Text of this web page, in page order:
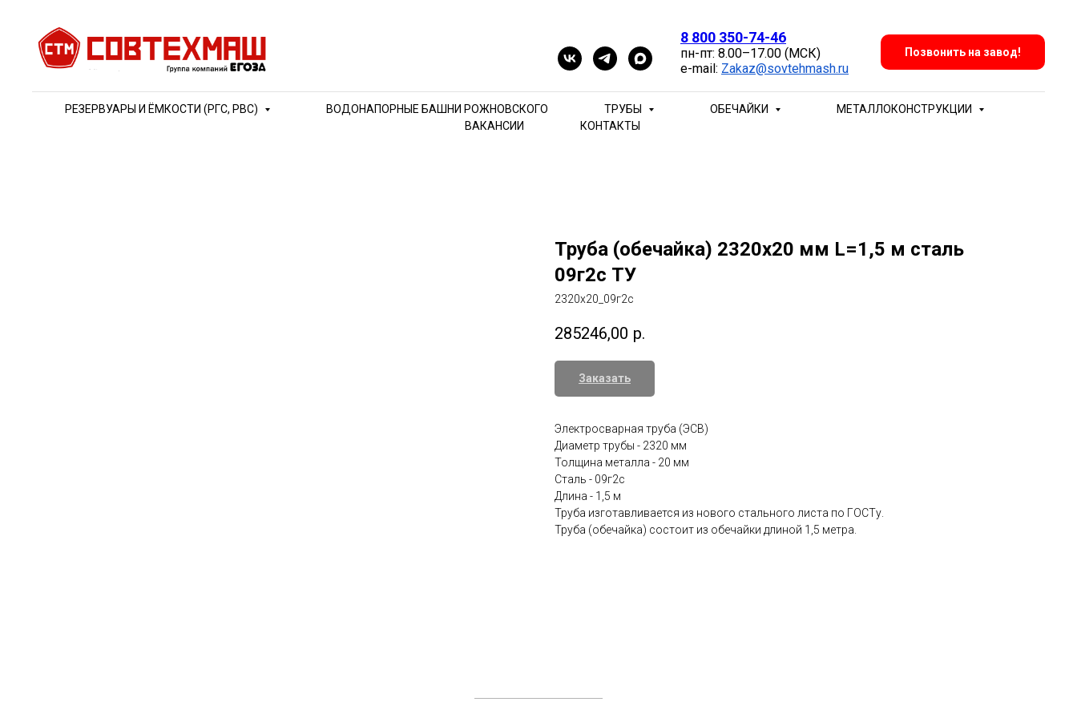
8 800 350-74-46
пн-пт: 8.00–17.00 (МСК)
e-mail: Zakaz@sovtehmash.ru
Позвонить на завод!
РЕЗЕРВУАРЫ И ЁМКОСТИ (РГС, РВС) ВОДОНАПОРНЫЕ БАШНИ РОЖНОВСКОГО ТРУБЫ ОБЕЧАЙКИ
МЕТАЛЛОКОНСТРУКЦИИ
ВАКАНСИИ
КОНТАКТЫ
Труба (обечайка) 2320х20 мм L=1,5 м сталь
09г2с ТУ
2320х20_09г2с
285246,00 р.
Заказать
Электросварная труба (ЭСВ)
Диаметр трубы - 2320 мм
Толщина металла - 20 мм
Сталь - 09г2с
Длина - 1,5 м
Труба изготавливается из нового стального листа по ГОСТу.
Труба (обечайка) состоит из обечайки длиной 1,5 метра.